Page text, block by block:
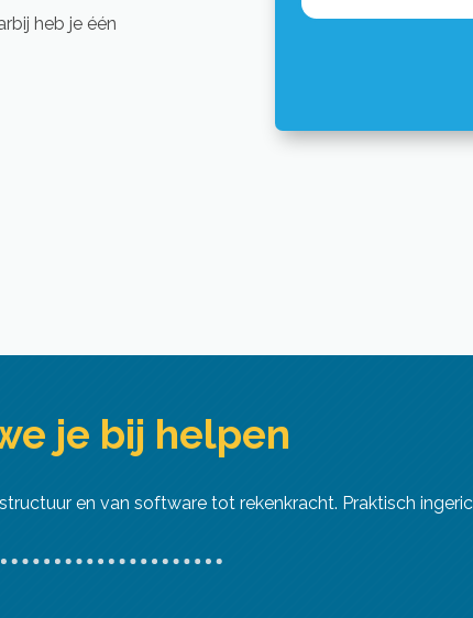
heb je één
je bij helpen
en van software tot rekenkracht. Praktisch